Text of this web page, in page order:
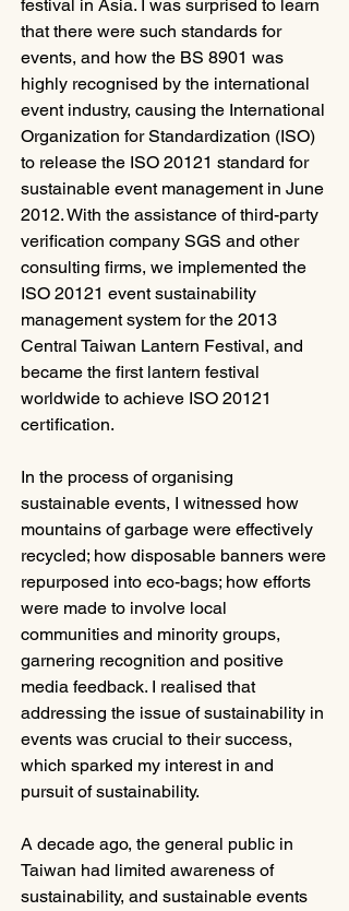
festival in Asia. I was surprised to learn
that there were such standards for
events, and how the BS 8901 was
highly recognised by the international
event industry, causing the International
Organization for Standardization (ISO)
to release the ISO 20121 standard for
sustainable event management in June
2012. With the assistance of third-party
verification company SGS and other
consulting firms, we implemented the
ISO 20121 event sustainability
management system for the 2013
Central Taiwan Lantern Festival, and
became the first lantern festival
worldwide to achieve ISO 20121
certification.
In the process of organising
sustainable events, I witnessed how
mountains of garbage were effectively
recycled; how disposable banners were
repurposed into eco-bags; how efforts
were made to involve local
communities and minority groups,
garnering recognition and positive
media feedback. I realised that
addressing the issue of sustainability in
events was crucial to their success,
which sparked my interest in and
pursuit of sustainability.
A decade ago, the general public in
Taiwan had limited awareness of
sustainability, and sustainable events